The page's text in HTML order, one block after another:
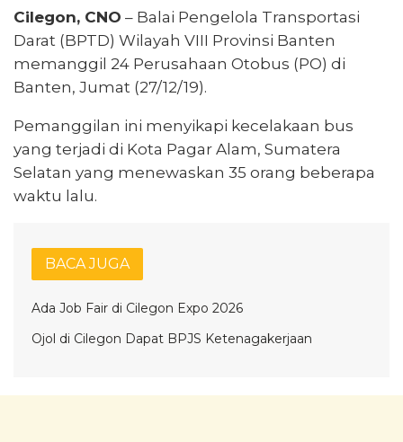
Cilegon, CNO – Balai Pengelola Transportasi
Darat (BPTD) Wilayah VIII Provinsi Banten
memanggil 24 Perusahaan Otobus (PO) di
Banten, Jumat (27/12/19).
Pemanggilan ini menyikapi kecelakaan bus
yang terjadi di Kota Pagar Alam, Sumatera
Selatan yang menewaskan 35 orang beberapa
waktu lalu.
BACA JUGA
Ada Job Fair di Cilegon Expo 2026
Ojol di Cilegon Dapat BPJS Ketenagakerjaan